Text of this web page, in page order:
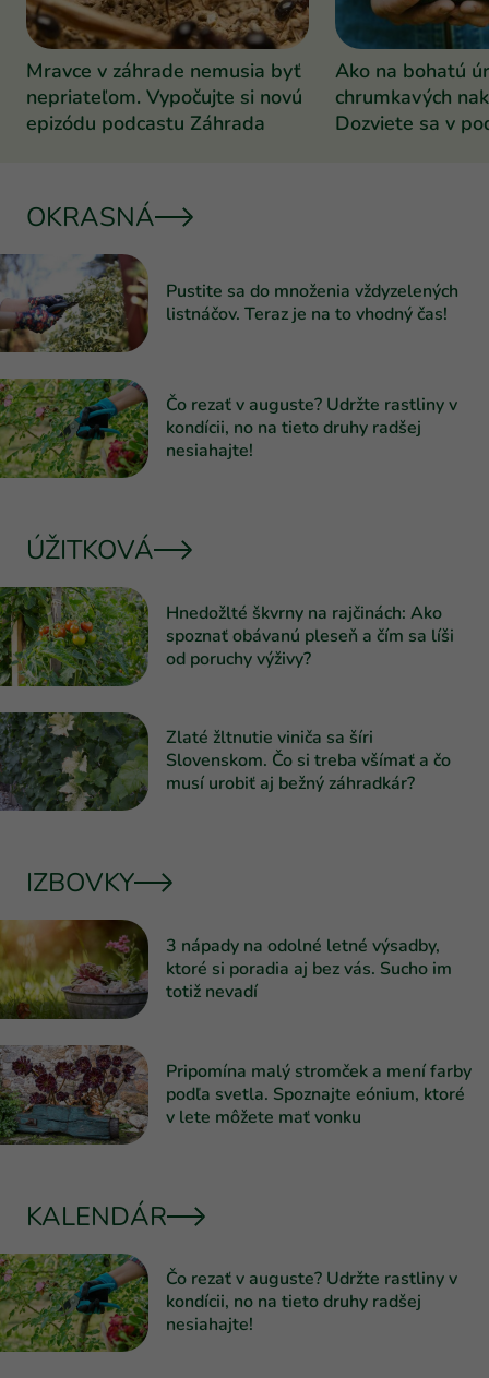
Mravce v záhrade nemusia byť
nepriateľom. Vypočujte si novú
epizódu podcastu Záhrada
Ako na bohatú
chrumkavých
Dozviete sa v
OKRASNÁ
Pustite sa do množenia vždyzelených
listnáčov. Teraz je na to vhodný čas!
Čo rezať v auguste? Udržte rastliny v
kondícii, no na tieto druhy radšej
nesiahajte!
ÚŽITKOVÁ
Hnedožlté škvrny na rajčinách: Ako
spoznať obávanú pleseň a čím sa líši
od poruchy výživy?
Zlaté žltnutie viniča sa šíri
Slovenskom. Čo si treba všímať a čo
musí urobiť aj bežný záhradkár?
IZBOVKY
3 nápady na odolné letné výsadby,
ktoré si poradia aj bez vás. Sucho im
totiž nevadí
Pripomína malý stromček a mení farby
podľa svetla. Spoznajte eónium, ktoré
v lete môžete mať vonku
KALENDÁR
Čo rezať v auguste? Udržte rastliny v
kondícii, no na tieto druhy radšej
nesiahajte!